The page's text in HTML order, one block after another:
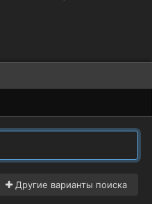
Другие варианты поиска